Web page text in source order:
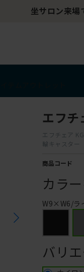
坐サロン来場
エフチ
エフチェア
輪キャスター
商品コード
カラ
W9×W6/ラ
バリ